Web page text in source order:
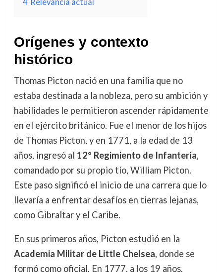
Orígenes y contexto
histórico
Thomas Picton nació en una familia que no
estaba destinada a la nobleza, pero su ambición y
habilidades le permitieron ascender rápidamente
en el ejército británico. Fue el menor de los hijos
de Thomas Picton, y en 1771, a la edad de 13
años, ingresó al 12º Regimiento de Infantería,
comandado por su propio tío, William Picton.
Este paso significó el inicio de una carrera que lo
llevaría a enfrentar desafíos en tierras lejanas,
como Gibraltar y el Caribe.
En sus primeros años, Picton estudió en la
Academia Militar de Little Chelsea, donde se
formó como oficial. En 1777, a los 19 años,